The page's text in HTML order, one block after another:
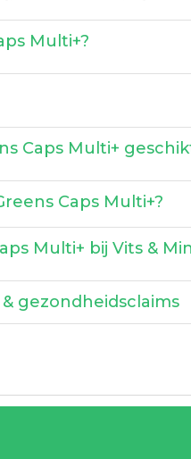
Multi+?
Caps Multi+
Caps Multi+?
Multi+ bij Vits &
gezondheidsclaims